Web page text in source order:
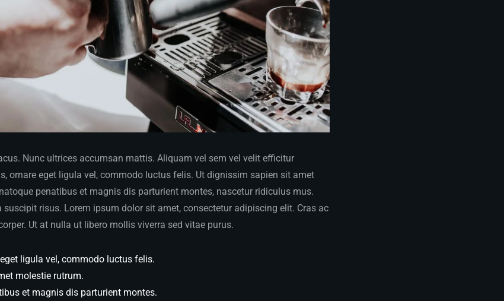
Nunc ultrices accumsan mattis. Aliquam vel sem vel velit efficitur
ornare eget ligula vel, commodo luctus felis. Ut dignissim sapien sit amet
penatibus et magnis dis parturient montes, nascetur ridiculus mus.
suscipit risus. Lorem ipsum dolor sit amet, consectetur adipiscing elit. Cras ac
Ut at nulla ut libero mollis viverra sed vitae purus.
ligula vel, commodo luctus felis.
molestie rutrum.
et magnis dis parturient montes.